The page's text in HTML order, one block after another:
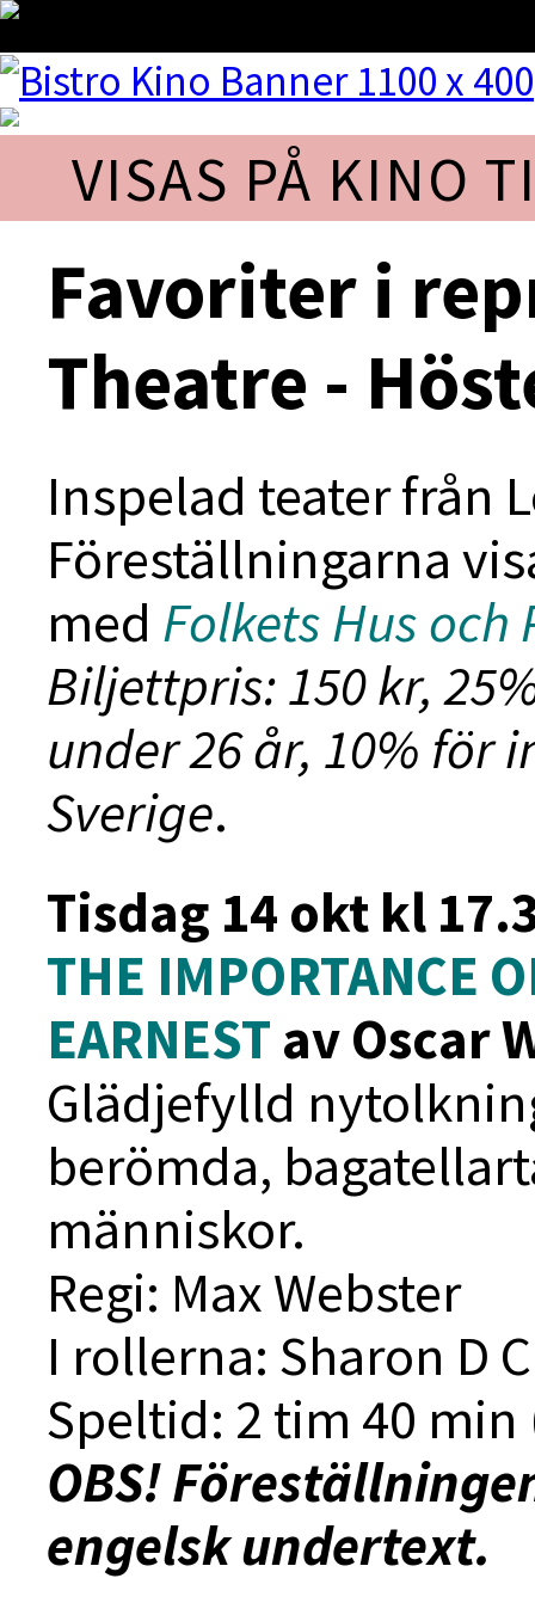
VISAS PÅ KINO
Favoriter i
Theatre -
Inspelad teater från
Föreställningarna
med Folkets Hus och
Biljettpris: 150 kr,
under 26 år, 10% för
Sverige.
Tisdag 14 okt kl
THE IMPORTANCE
EARNEST av Oscar
Glädjefylld
berömda,
människor.
Regi: Max Webster
I rollerna: Sharon D
Speltid: 2 tim 40
OBS!
engelsk undertext.